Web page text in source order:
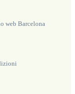
web Barcelona